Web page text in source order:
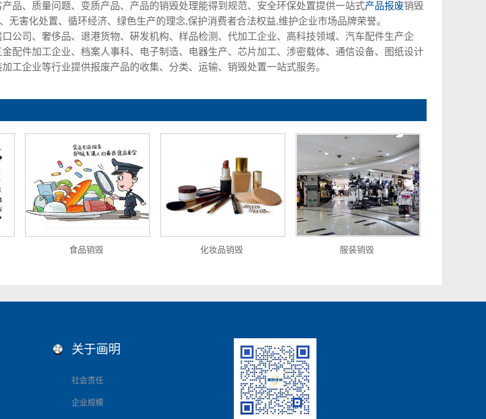
品、质量问题、变质产品、产品的销毁处理能得到规范、安全环保处置提供一站式产品报废销毁
无害化处置、循环经济、绿色生产的理念,保护消费者合法权益,维护企业市场品牌荣誉。
公司、奢侈品、退港货物、硏发机构、样品检测、代加工企业、高科技领域、汽车配件生产企
配件加工企业、档案人事科、电子制造、电器生产、芯片加工、涉密载体、通信设备、图纸设计
工企业等行业提供报废产品的收集、分类、运输、销毁处置一站式服务。
食品销毁 化妆品销毁 服装销毁
关于画明
社会责任
企业规模